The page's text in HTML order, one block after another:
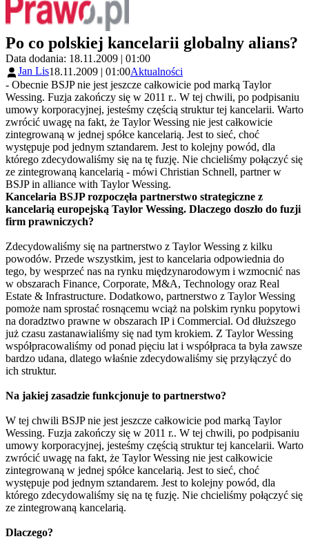
Po co polskiej kancelarii globalny alians?
Data dodania: 18.11.2009 | 01:00
Jan Lis18.11.2009 | 01:00Aktualności
- Obecnie BSJP nie jest jeszcze całkowicie pod marką Taylor
Wessing. Fuzja zakończy się w 2011 r.. W tej chwili, po podpisaniu
umowy korporacyjnej, jesteśmy częścią struktur tej kancelarii. Warto
zwrócić uwagę na fakt, że Taylor Wessing nie jest całkowicie
zintegrowaną w jednej spółce kancelarią. Jest to sieć, choć
występuje pod jednym sztandarem. Jest to kolejny powód, dla
którego zdecydowaliśmy się na tę fuzję. Nie chcieliśmy połączyć się
ze zintegrowaną kancelarią - mówi Christian Schnell, partner w
BSJP in alliance with Taylor Wessing.
Kancelaria BSJP rozpoczęła partnerstwo strategiczne z
kancelarią europejską Taylor Wessing. Dlaczego doszło do fuzji
firm prawniczych?
Zdecydowaliśmy się na partnerstwo z Taylor Wessing z kilku
powodów. Przede wszystkim, jest to kancelaria odpowiednia do
tego, by wesprzeć nas na rynku międzynarodowym i wzmocnić nas
w obszarach Finance, Corporate, M&A, Technology oraz Real
Estate & Infrastructure. Dodatkowo, partnerstwo z Taylor Wessing
pomoże nam sprostać rosnącemu wciąż na polskim rynku popytowi
na doradztwo prawne w obszarach IP i Commercial. Od dłuższego
już czasu zastanawialiśmy się nad tym krokiem. Z Taylor Wessing
współpracowaliśmy od ponad pięciu lat i współpraca ta była zawsze
bardzo udana, dlatego właśnie zdecydowaliśmy się przyłączyć do
ich struktur.
Na jakiej zasadzie funkcjonuje to partnerstwo?
W tej chwili BSJP nie jest jeszcze całkowicie pod marką Taylor
Wessing. Fuzja zakończy się w 2011 r.. W tej chwili, po podpisaniu
umowy korporacyjnej, jesteśmy częścią struktur tej kancelarii. Warto
zwrócić uwagę na fakt, że Taylor Wessing nie jest całkowicie
zintegrowaną w jednej spółce kancelarią. Jest to sieć, choć
występuje pod jednym sztandarem. Jest to kolejny powód, dla
którego zdecydowaliśmy się na tę fuzję. Nie chcieliśmy połączyć się
ze zintegrowaną kancelarią.
Dlaczego?